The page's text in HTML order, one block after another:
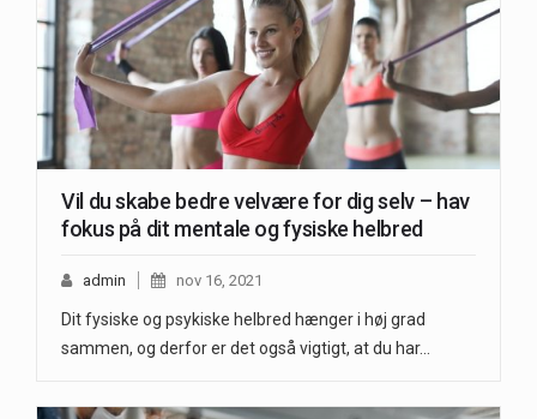
Vil du skabe bedre velvære for dig selv – hav
fokus på dit mentale og fysiske helbred
admin nov 16, 2021
Dit fysiske og psykiske helbred hænger i høj grad
sammen, og derfor er det også vigtigt, at du har…